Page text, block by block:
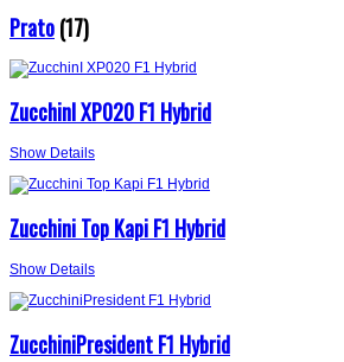
Prato(17)
ZucchinI XP020 F1 Hybrid
Show Details
Zucchini Top Kapi F1 Hybrid
Show Details
ZucchiniPresident F1 Hybrid